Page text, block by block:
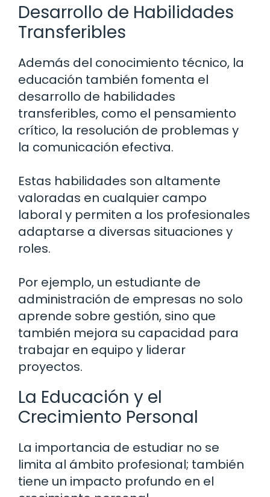
Desarrollo de Habilidades
Transferibles
Además del conocimiento técnico, la
educación también fomenta el
desarrollo de habilidades
transferibles, como el pensamiento
crítico, la resolución de problemas y
la comunicación efectiva.
Estas habilidades son altamente
valoradas en cualquier campo
laboral y permiten a los profesionales
adaptarse a diversas situaciones y
roles.
Por ejemplo, un estudiante de
administración de empresas no solo
aprende sobre gestión, sino que
también mejora su capacidad para
trabajar en equipo y liderar
proyectos.
La Educación y el
Crecimiento Personal
La importancia de estudiar no se
limita al ámbito profesional; también
tiene un impacto profundo en el